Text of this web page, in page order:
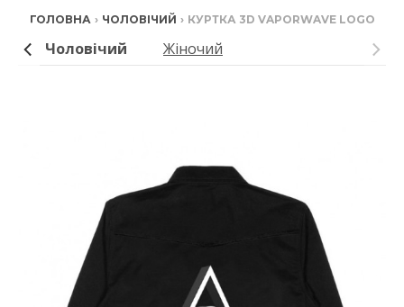
ГОЛОВНА › ЧОЛОВІЧИЙ › КУРТКА 3D VAPORWAVE LOGO
Чоловічий Жіночий